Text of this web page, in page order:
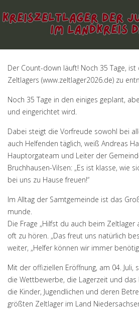
Der Count-down läuft! Noch 35 Tage,
Zeltlagers (www.zeltlager2026.de) zu
Noch 35 Tage in den einiges geplant,
und eingerichtet wird.
Dabei steigt die Vorfreude sowohl bei
auch Helfenden täglich, weiß Andreas
Hauptorgateam und Leiter der
Bruchhausen-Vilsen: „Es ist klasse, wie
bei uns zu Hause freuen!“
Im Alltag der Samtgemeinde ist das
munde.
Die Frage „Hilfst du auch beim Zeltlager
oft zu hören. „Das freut uns natürlich
weiter, „Helfer können wir immer
Mit der offiziellen Eröffnung, am 04. Juli,
die Wettbewerbe, die Lagerzeit und
die Kinder, Jugendlichen und deren
größten Zeltlager im Land